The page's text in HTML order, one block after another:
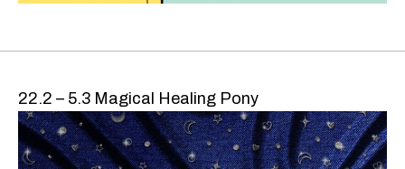
22.2 – 5.3 Magical Healing Pony